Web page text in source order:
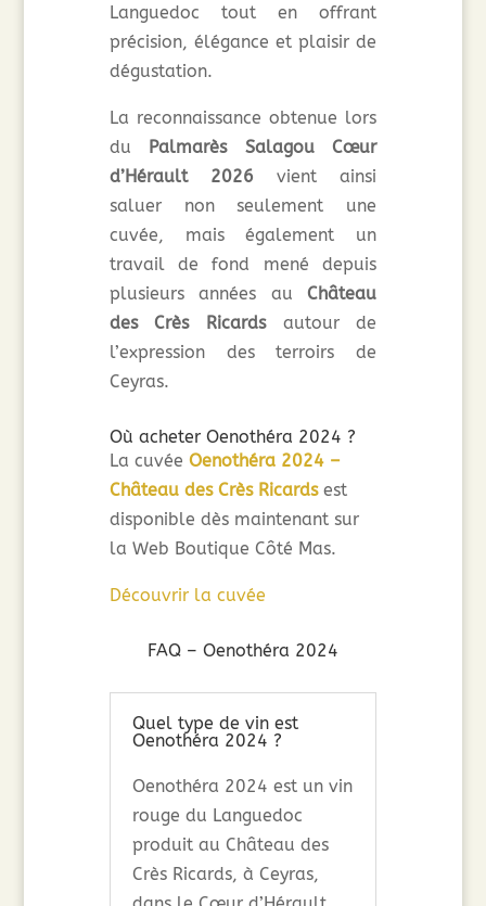
Languedoc tout en offrant
précision, élégance et plaisir de
dégustation.
La reconnaissance obtenue lors
du Palmarès Salagou Cœur
d’Hérault 2026 vient ainsi
saluer non seulement une
cuvée, mais également un
travail de fond mené depuis
plusieurs années auChâteau
des Crès Ricardsautour de
l’expression des terroirs de
Ceyras.
Où acheter Oenothéra 2024 ?
La cuvée Oenothéra 2024 –
Château des Crès Ricardsest
disponible dès maintenant sur
la Web Boutique Côté Mas.
Découvrir la cuvée
FAQ – Oenothéra 2024
Quel type de vin est
Oenothéra 2024 ?
Oenothéra 2024 est un vin
rouge du Languedoc
produit au Château des
Crès Ricards, à Ceyras,